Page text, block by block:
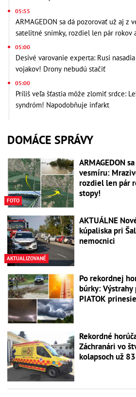
05:55
ARMAGEDON sa dá pozorovať už aj z
satelitné snímky, rozdiel len pár rokov
05:00
Desivé varovanie experta: Rusi
vojakov! Drony nebudú stačiť
05:00
Príliš veľa šťastia môže zlomiť srdce:
syndróm! Napodobňuje infarkt
DOMÁCE SPRÁVY
FOTO
ARMAGEDON
vesmíru:
rozdiel len pár
stopy!
AKTUALIZOVANÉ
AKTUÁLNE
kúpaliska pri
nemocnici
Po rekordnej
búrky:
PIATOK
Rekordné
Záchranári vo
kolapsoch už